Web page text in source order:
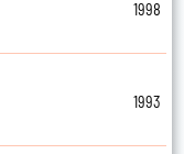
1998
1993